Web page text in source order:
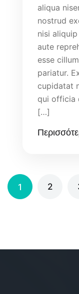
aliqua
nostrud
nisi
aute
esse
pariatur.
cupidatat
qui officia
[…]
1 2